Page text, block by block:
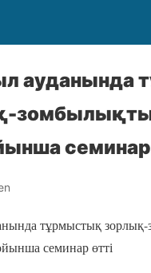
ауданында
семинар
тұрмыстық
семинар өтті